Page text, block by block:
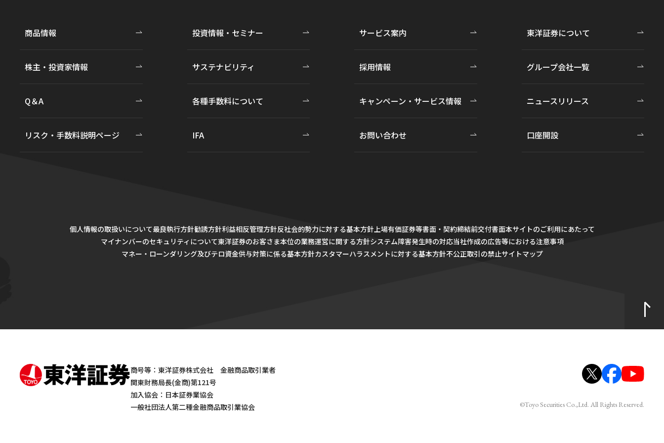
商品情報 投資情報・セミナー サービス案内 東洋証券について
株主・投資家情報 サステナビリティ 採用情報 グループ会社一覧
Q＆A 各種手数料について キャンペーン・サービス情報 ニュースリリース
リスク・手数料説明ページ IFA お問い合わせ 口座開設
個人情報の取扱いについて最良執行方針勧誘方針利益相反管理方針反社会的勢力に対する基本方針 上場有価証券等書面・契約締結前交付書面本サイトのご利用にあたって
マイナンバーのセキュリティについて東洋証券のお客さま本位の業務運営に関する方針システム障害発生時の対応当社作成の広告等における注意事項
マネー・ローンダリング及びテロ資金供与対策に係る基本方針カスタマーハラスメントに対する基本方針不公正取引の禁止サイトマップ
商号等：東洋証券株式会社 金融商品取引業者
関東財務局長(金商)第121号
加入協会：日本証券業協会
一般社団法人第二種金融商品取引業協会
©Toyo Securities Co.,Ltd. All Rights Reserved.